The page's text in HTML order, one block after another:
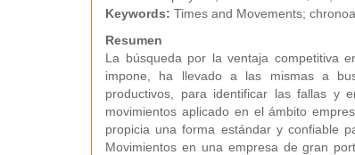
Keywords: Times and Movements;
Resumen
La búsqueda por la ventaja competitiva
impone, ha llevado a las mismas a
productivos, para identificar las fallas y
movimientos aplicado en el ámbito
propicia una forma estándar y confiable
Movimientos en una empresa de gran